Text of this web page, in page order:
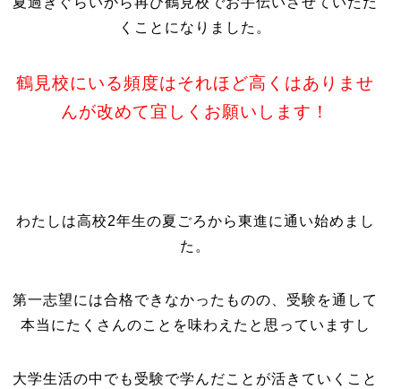
くことになりました。
鶴見校にいる頻度はそれほど高くはありませ
んが改めて宜しくお願いします！
わたしは高校2年生の夏ごろから東進に通い始めまし
た。
第一志望には合格できなかったものの、受験を通して
本当にたくさんのことを味わえたと思っていますし
大学生活の中でも受験で学んだことが活きていくこと